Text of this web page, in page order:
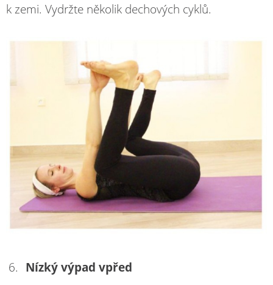
k zemi. Vydržte několik dechových cyklů.
Nízký výpad vpřed